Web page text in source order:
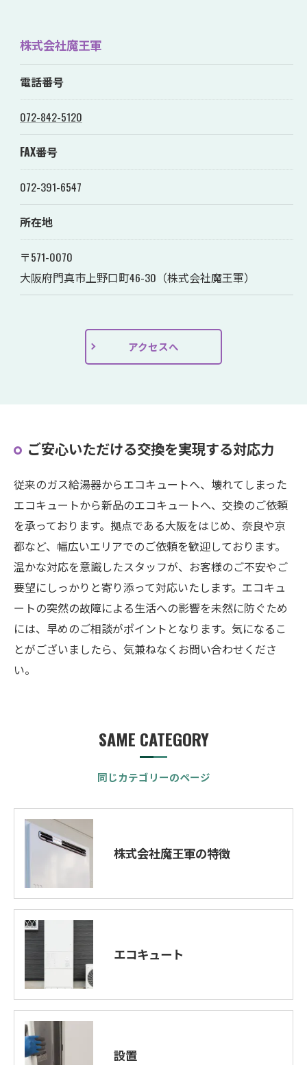
株式会社魔王軍
電話番号
072-842-5120
FAX番号
072-391-6547
所在地
〒571-0070
大阪府門真市上野口町46-30（株式会社魔王軍）
アクセスへ
ご安心いただける交換を実現する対応力
従来のガス給湯器からエコキュートへ、壊れてしまった
エコキュートから新品のエコキュートへ、交換のご依頼
を承っております。拠点である大阪をはじめ、奈良や京
都など、幅広いエリアでのご依頼を歓迎しております。
温かな対応を意識したスタッフが、お客様のご不安やご
要望にしっかりと寄り添って対応いたします。エコキュ
ートの突然の故障による生活への影響を未然に防ぐため
には、早めのご相談がポイントとなります。気になるこ
とがございましたら、気兼ねなくお問い合わせくださ
い。
同じカテゴリーのページ
SAME CATEGORY
株式会社魔王軍の特徴
エコキュート
設置